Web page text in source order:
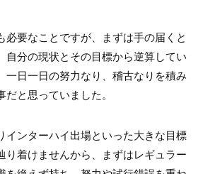
必要なことですが、まずは手の届くと
自分の現状とその目標から逆算してい
一日一日の努力なり、稽古なりを積み
と思っていました。
インターハイ出場といった大きな目標
り着けませんから、まずはレギュラー